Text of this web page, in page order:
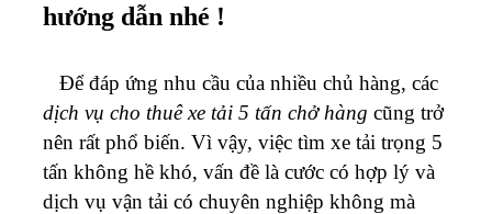
hướng dẫn nhé !
Để đáp ứng nhu cầu của nhiều chủ hàng, các
dịch vụ cho thuê xe tải 5 tấn chở hàng cũng trở
nên rất phổ biến. Vì vậy, việc tìm xe tải trọng 5
tấn không hề khó, vấn đề là cước có hợp lý và
dịch vụ vận tải có chuyên nghiệp không mà